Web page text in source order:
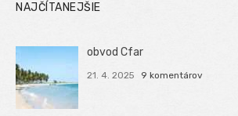
NAJČÍTANEJŠIE
obvod Cfar
21. 4. 2025 9 komentárov